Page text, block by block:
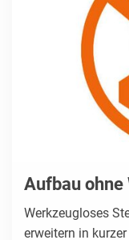
Aufbau ohne
Werkzeugloses
erweitern in